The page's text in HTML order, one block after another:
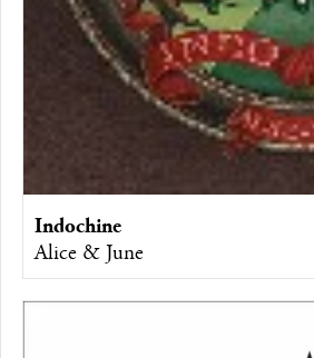
Indochine
Alice & June